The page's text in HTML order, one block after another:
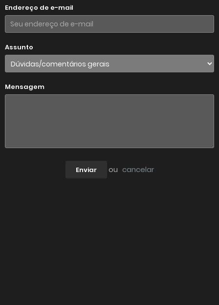
Endereço de e-mail
Assunto
Mensagem
Enviar ou cancelar